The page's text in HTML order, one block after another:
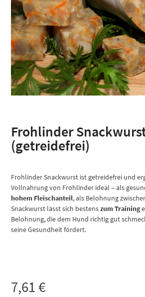
Frohlinder
(getreidefrei)
Frohlinder Snackwurst ist getreidefrei und
Vollnahrung von Frohlinder ideal – als
hohem Fleischanteil, als Belohnung
Snackwurst lässt sich bestenszum Training
Belohnung, die dem Hund richtig gut
seine Gesundheit fördert.
7,61€